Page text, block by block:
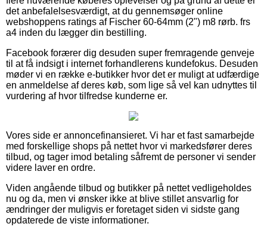
det anbefalelsesværdigt, at du gennemsøger online
webshoppens ratings af Fischer 60-64mm (2") m8 rørb. frs
a4 inden du lægger din bestilling.
Facebook forærer dig desuden super fremragende genveje
til at få indsigt i internet forhandlerens kundefokus. Desuden
møder vi en række e-butikker hvor det er muligt at udfærdige
en anmeldelse af deres køb, som lige så vel kan udnyttes til
vurdering af hvor tilfredse kunderne er.
Vores side er annoncefinansieret. Vi har et fast samarbejde
med forskellige shops på nettet hvor vi markedsfører deres
tilbud, og tager imod betaling såfremt de personer vi sender
videre laver en ordre.
Viden angående tilbud og butikker på nettet vedligeholdes
nu og da, men vi ønsker ikke at blive stillet ansvarlig for
ændringer der muligvis er foretaget siden vi sidste gang
opdaterede de viste informationer.